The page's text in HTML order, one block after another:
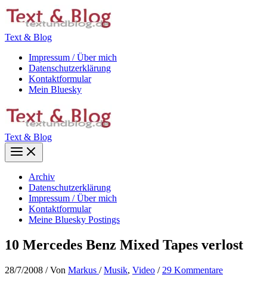
Zum
Inhalt
Text & Blog
Impressum / Über mich
Datenschutzerklärung
Kontaktformular
Mein Bluesky
Text & Blog
Main
Menu
Archiv
Datenschutzerklärung
Impressum / Über mich
Kontaktformular
Meine Bluesky Postings
10 Mercedes Benz Mixed Tapes verlost
28/7/2008 / Von Markus /Musik, Video / 29 Kommentare